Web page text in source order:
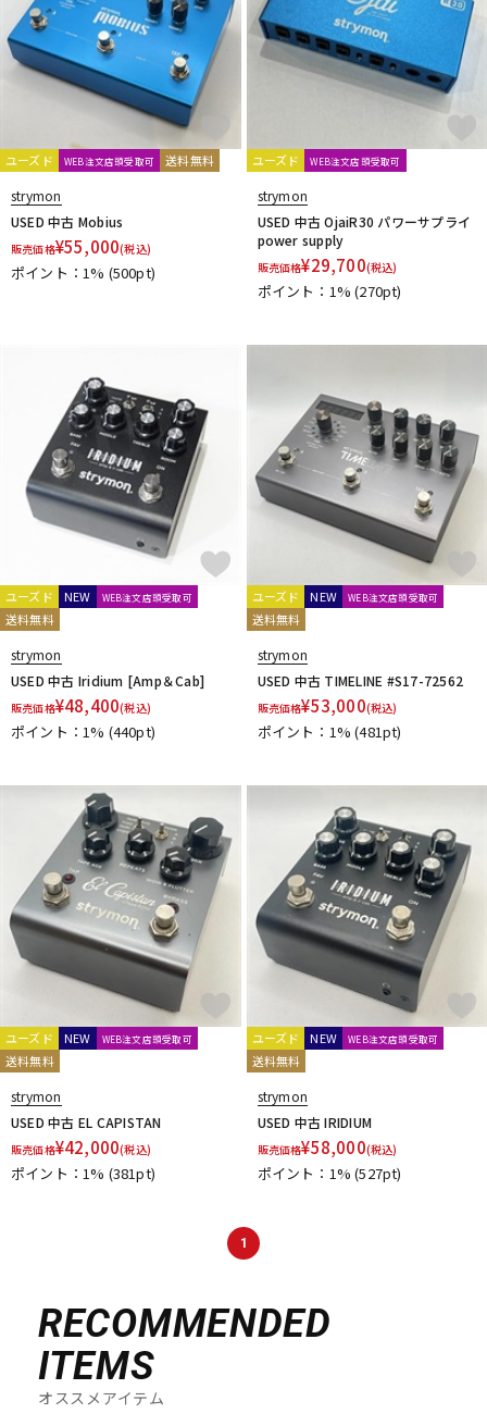
ユーズド WEB注文店頭受取可 送料無料
strymon
USED 中古 Mobius
販売価格¥55,000(税込)
ポイント：1% (500pt)
ユーズド WEB注文店頭受取可
strymon
USED 中古 OjaiR30 パワーサプライ
power supply
販売価格¥29,700(税込)
ポイント：1%(270pt)
ユーズド NEW WEB注文店頭受取可
送料無料
strymon
USED 中古 Iridium [Amp＆Cab]
販売価格¥48,400(税込)
ポイント：1% (440pt)
ユーズド NEW WEB注文店頭受取可
送料無料
strymon
USED 中古 TIMELINE #S17-72562
販売価格¥53,000(税込)
ポイント：1%(481pt)
ユーズド NEW WEB注文店頭受取可
送料無料
strymon
USED 中古 EL CAPISTAN
販売価格¥42,000(税込)
ポイント：1% (381pt)
ユーズド NEW WEB注文店頭受取可
送料無料
strymon
USED 中古 IRIDIUM
販売価格¥58,000(税込)
ポイント：1%(527pt)
1
RECOMMENDED
ITEMS
オススメアイテム